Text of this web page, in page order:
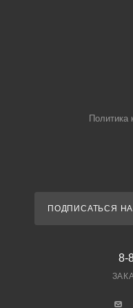
Политика
ПОДПИСАТЬСЯ
8-